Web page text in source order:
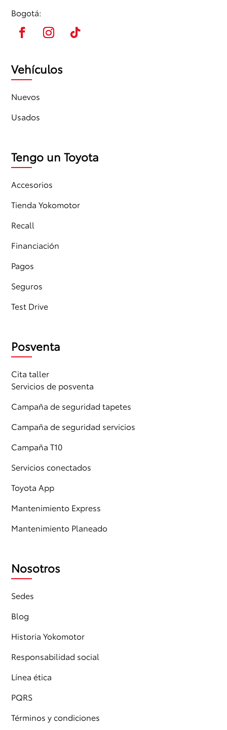
Bogotá:
Vehículos
Nuevos
Usados
Tengo un Toyota
Accesorios
Tienda Yokomotor
Recall
Financiación
Pagos
Seguros
Test Drive
Posventa
Cita taller
Servicios de posventa
Campaña de seguridad tapetes
Campaña de seguridad servicios
Campaña T10
Servicios conectados
Toyota App
Mantenimiento Express
Mantenimiento Planeado
Nosotros
Sedes
Blog
Historia Yokomotor
Responsabilidad social
Línea ética
PQRS
Términos y condiciones